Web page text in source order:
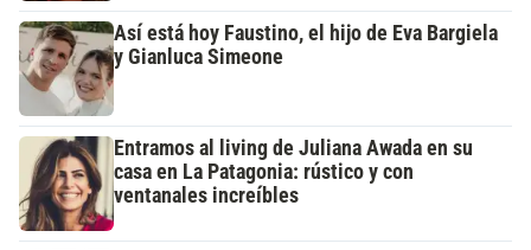
Así está hoy Faustino, el hijo de Eva Bargiela
y Gianluca Simeone
Entramos al living de Juliana Awada en su
casa en La Patagonia: rústico y con
ventanales increíbles